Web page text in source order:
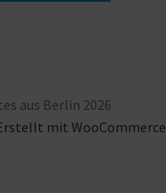
aus Berlin 2026
mit WooCommerce